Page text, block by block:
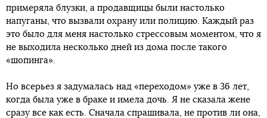
примеряла блузки, а продавщицы были настолько
напуганы, что вызвали охрану или полицию. Каждый раз
это было для меня настолько стрессовым моментом, что я
не выходила несколько дней из дома после такого
«шопинга».
Но всерьез я задумалась над «переходом» уже в 36 лет,
когда была уже в браке и имела дочь. Я не сказала жене
сразу все как есть. Сначала спрашивала, не против ли она,